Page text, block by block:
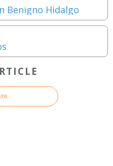
Benigno Hidalgo